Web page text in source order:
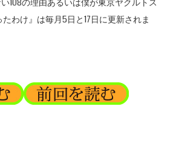
108の理由あるいは僕が東京ヤクルトス
わけ』は毎月5日と17日に更新されま